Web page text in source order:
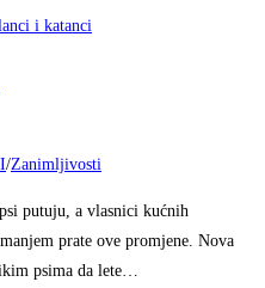
/Zanimljivosti
putuju, a vlasnici kućnih
prate ove promjene. Nova
psima da lete…